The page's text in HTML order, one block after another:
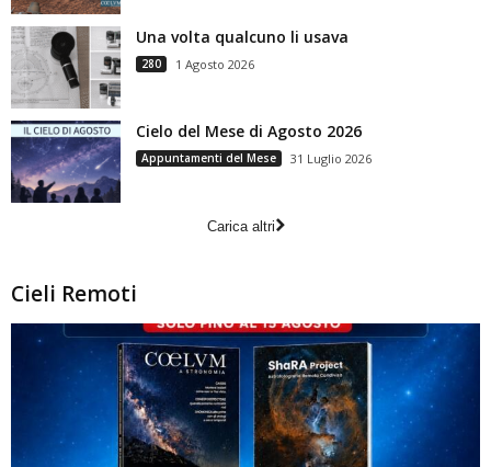
Una volta qualcuno li usava
280 1 Agosto 2026
Cielo del Mese di Agosto 2026
Appuntamenti del Mese 31 Luglio 2026
Carica altri
Cieli Remoti